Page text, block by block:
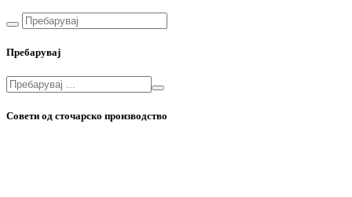
Пребарувај
Совети од сточарско производство